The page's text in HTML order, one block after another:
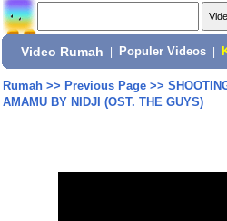
Video Rumah Populer Videos
Rumah>> Previous Page>>
AMAMU BY NIDJI (OST. THE GUYS)